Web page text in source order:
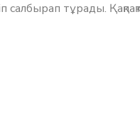
тұрады.